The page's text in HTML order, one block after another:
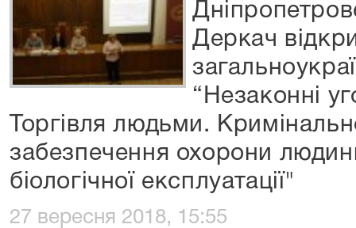
Деркач
“Незаконні
Торгівля людьми.
забезпечення охорони
біологічної експлуатації"
27 вересня 2018, 15:55